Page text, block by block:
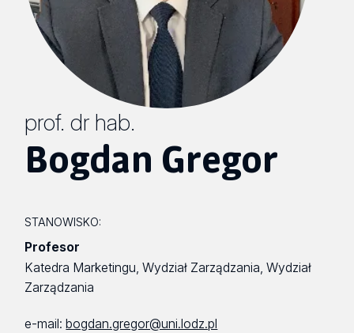
prof. dr hab.
Bogdan Gregor
STANOWISKO:
Profesor
Katedra Marketingu, Wydział Zarządzania, Wydział
Zarządzania
e-mail: bogdan.gregor@uni.lodz.pl